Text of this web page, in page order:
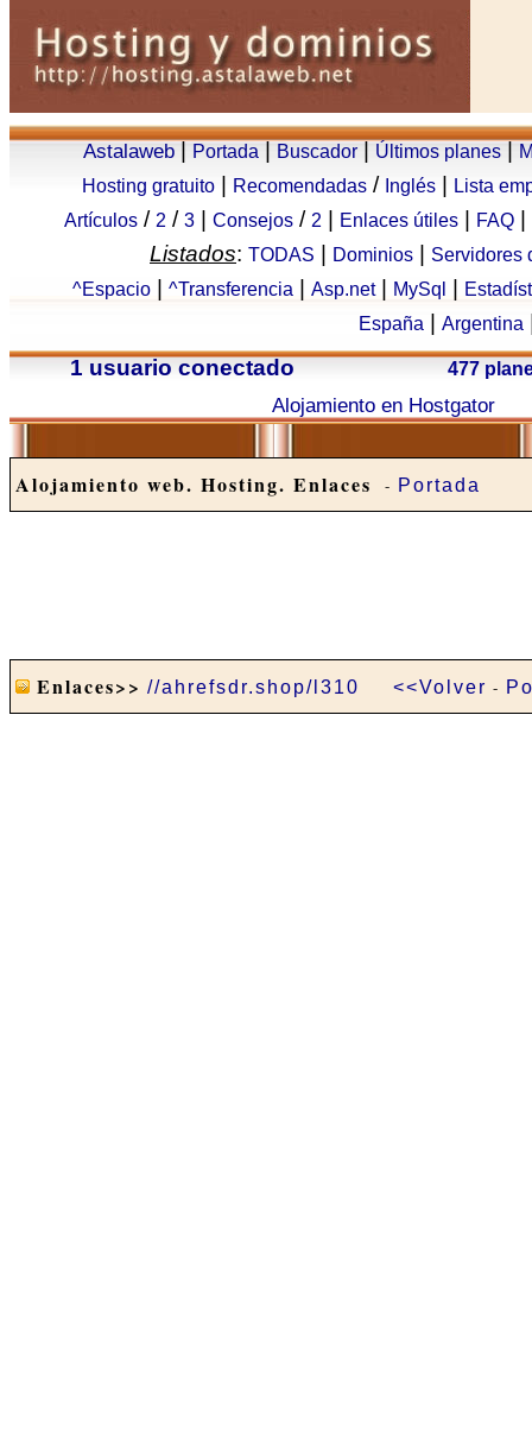
Astalaweb Portada Buscador Últimos planes
Hosting gratuito
Recomendadas / Inglés
Lista
Artículos / 2 / 3 Consejos / 2 Enlaces útiles FAQ
Listados: TODAS Dominios
Servidores
^Espacio
^Transferencia Asp.net| MySql
España
Argentina
1 usuario conectado
477
Alojamiento en Hostgator
Alojamiento web. Hosting. Enlaces - Portada
Enlaces>> //ahrefsdr.shop/l310 <<Volver -